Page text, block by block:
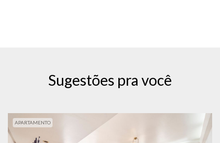
Sugestões pra você
APARTAMENTO